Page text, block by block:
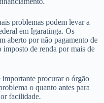
problemas podem levar a
em Igaratinga. Os
aberto por não pagamento de
de renda por mais de
procurar o órgão
o quanto antes para
facilidade.